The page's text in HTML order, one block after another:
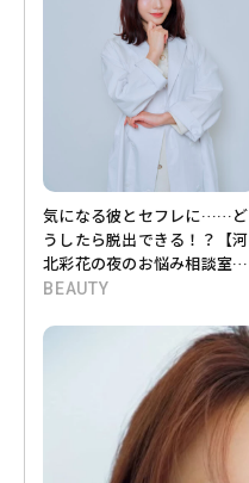
気になる彼とセフレに……ど
うしたら脱出できる！？【河
北彩花の夜のお悩み相談室
vol.2】
BEAUTY